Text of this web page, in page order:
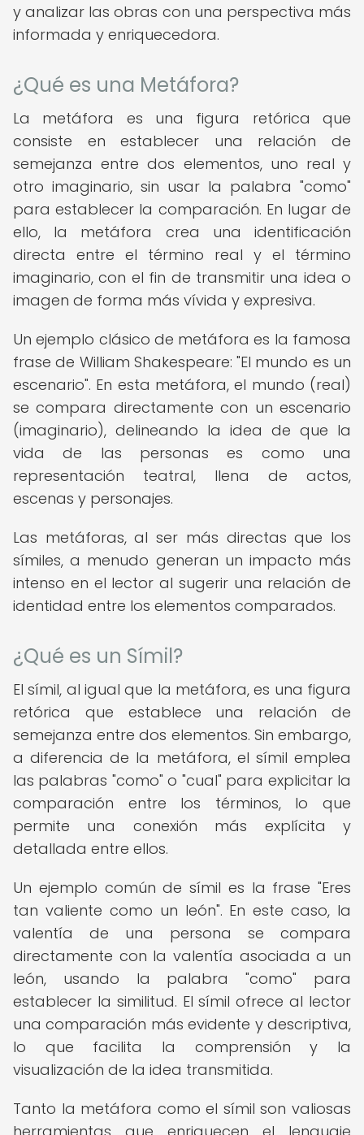
y analizar las obras con una perspectiva más
informada y enriquecedora.
¿Qué es una Metáfora?
La metáfora es una figura retórica que
consiste en establecer una relación de
semejanza entre dos elementos, uno real y
otro imaginario, sin usar la palabra "como"
para establecer la comparación. En lugar de
ello, la metáfora crea una identificación
directa entre el término real y el término
imaginario, con el fin de transmitir una idea o
imagen de forma más vívida y expresiva.
Un ejemplo clásico de metáfora es la famosa
frase de William Shakespeare: "El mundo es un
escenario". En esta metáfora, el mundo (real)
se compara directamente con un escenario
(imaginario), delineando la idea de que la
vida de las personas es como una
representación teatral, llena de actos,
escenas y personajes.
Las metáforas, al ser más directas que los
símiles, a menudo generan un impacto más
intenso en el lector al sugerir una relación de
identidad entre los elementos comparados.
¿Qué es un Símil?
El símil, al igual que la metáfora, es una figura
retórica que establece una relación de
semejanza entre dos elementos. Sin embargo,
a diferencia de la metáfora, el símil emplea
las palabras "como" o "cual" para explicitar la
comparación entre los términos, lo que
permite una conexión más explícita y
detallada entre ellos.
Un ejemplo común de símil es la frase "Eres
tan valiente como un león". En este caso, la
valentía de una persona se compara
directamente con la valentía asociada a un
león, usando la palabra "como" para
establecer la similitud. El símil ofrece al lector
una comparación más evidente y descriptiva,
lo que facilita la comprensión y la
visualización de la idea transmitida.
Tanto la metáfora como el símil son valiosas